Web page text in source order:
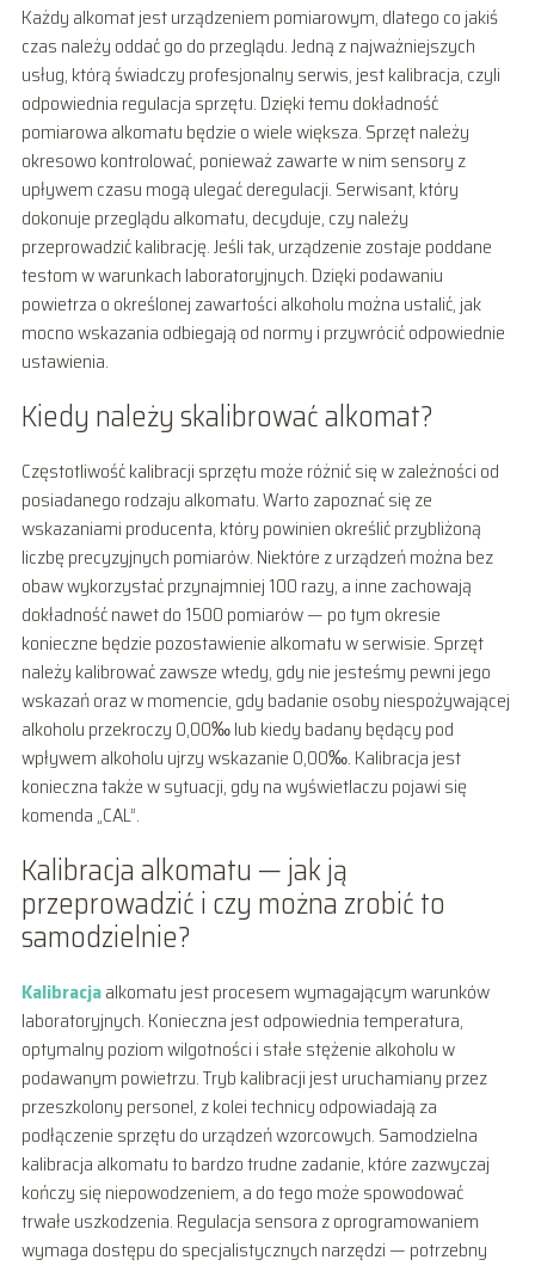
Każdy alkomat jest urządzeniem pomiarowym, dlatego co jakiś
czas należy oddać go do przeglądu. Jedną z najważniejszych
usług, którą świadczy profesjonalny serwis, jest kalibracja, czyli
odpowiednia regulacja sprzętu. Dzięki temu dokładność
pomiarowa alkomatu będzie o wiele większa. Sprzęt należy
okresowo kontrolować, ponieważ zawarte w nim sensory z
upływem czasu mogą ulegać deregulacji. Serwisant, który
dokonuje przeglądu alkomatu, decyduje, czy należy
przeprowadzić kalibrację. Jeśli tak, urządzenie zostaje poddane
testom w warunkach laboratoryjnych. Dzięki podawaniu
powietrza o określonej zawartości alkoholu można ustalić, jak
mocno wskazania odbiegają od normy i przywrócić odpowiednie
ustawienia.
Kiedy należy skalibrować alkomat?
Częstotliwość kalibracji sprzętu może różnić się w zależności od
posiadanego rodzaju alkomatu. Warto zapoznać się ze
wskazaniami producenta, który powinien określić przybliżoną
liczbę precyzyjnych pomiarów. Niektóre z urządzeń można bez
obaw wykorzystać przynajmniej 100 razy, a inne zachowają
dokładność nawet do 1500 pomiarów — po tym okresie
konieczne będzie pozostawienie alkomatu w serwisie. Sprzęt
należy kalibrować zawsze wtedy, gdy nie jesteśmy pewni jego
wskazań oraz w momencie, gdy badanie osoby niespożywającej
alkoholu przekroczy 0,00‰ lub kiedy badany będący pod
wpływem alkoholu ujrzy wskazanie 0,00‰. Kalibracja jest
konieczna także w sytuacji, gdy na wyświetlaczu pojawi się
komenda „CAL”.
Kalibracja alkomatu — jak ją
przeprowadzić i czy można zrobić to
samodzielnie?
Kalibracjaalkomatu jest procesem wymagającym warunków
laboratoryjnych. Konieczna jest odpowiednia temperatura,
optymalny poziom wilgotności i stałe stężenie alkoholu w
podawanym powietrzu. Tryb kalibracji jest uruchamiany przez
przeszkolony personel, z kolei technicy odpowiadają za
podłączenie sprzętu do urządzeń wzorcowych. Samodzielna
kalibracja alkomatu to bardzo trudne zadanie, które zazwyczaj
kończy się niepowodzeniem, a do tego może spowodować
trwałe uszkodzenia. Regulacja sensora z oprogramowaniem
wymaga dostępu do specjalistycznych narzędzi — potrzebny